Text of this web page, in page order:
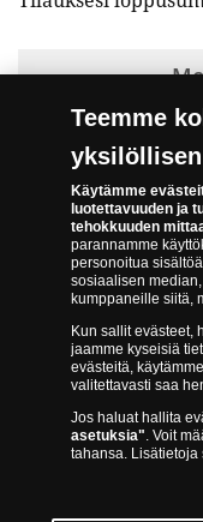
Tekniset
Nimellisarvo:
Mitat:
Painovuosi:
Teemme
yksilöllisen
Käytämme
luotettavuuden ja
tehokkuuden
parannamme
personoitua
sosiaalisen
kumppaneille siitä,
Kun sallit evästeet,
jaamme kyseisiä
evästeitä,
valitettavasti saa
Jos haluat hallita
asetuksia". Voit
tahansa. Lisätietoja